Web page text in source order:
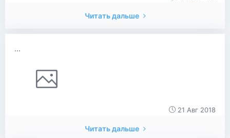
Читать дальше
...
21 Авг 2018
Читать дальше